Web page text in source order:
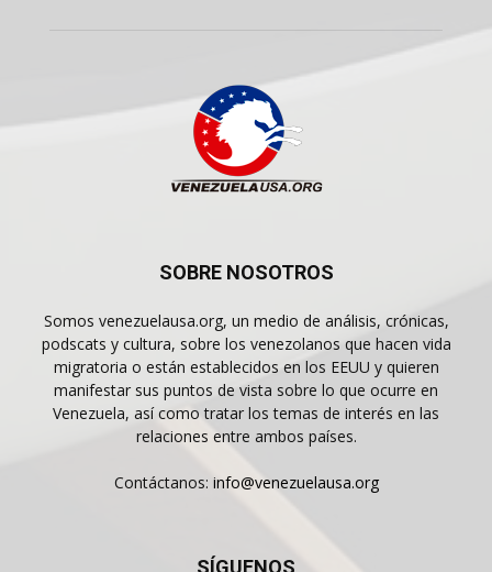
SOBRE NOSOTROS
Somos venezuelausa.org, un medio de análisis, crónicas,
podscats y cultura, sobre los venezolanos que hacen vida
migratoria o están establecidos en los EEUU y quieren
manifestar sus puntos de vista sobre lo que ocurre en
Venezuela, así como tratar los temas de interés en las
relaciones entre ambos países.
Contáctanos: info@venezuelausa.org
SÍGUENOS